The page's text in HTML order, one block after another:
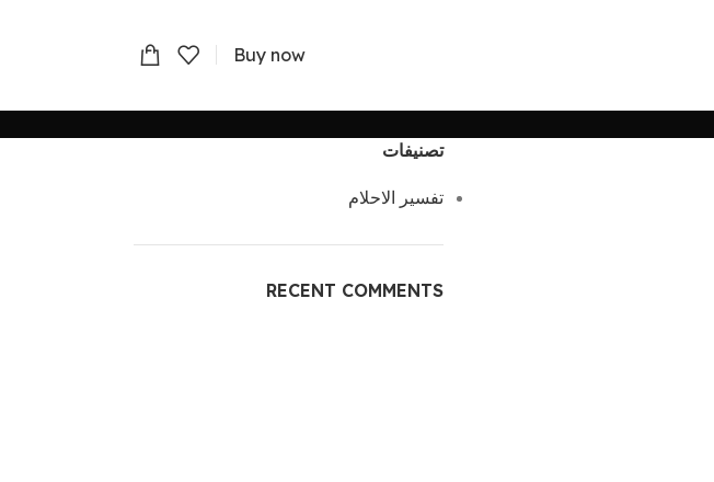
Buy now
تصنيفات
تفسير الاحلام
RECENT COMMENTS